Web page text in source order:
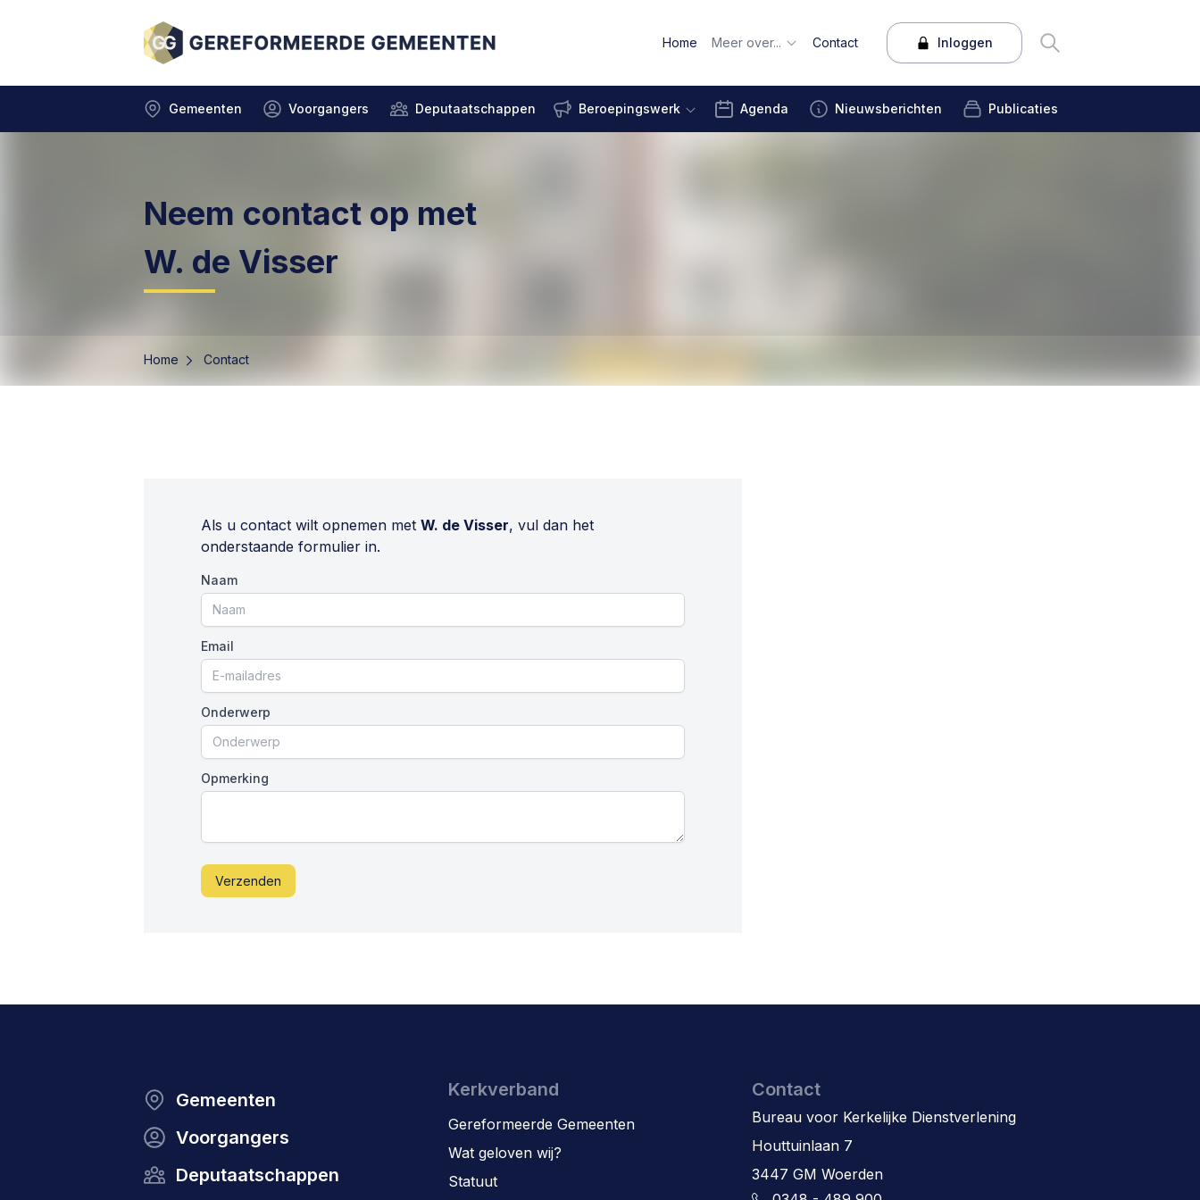
Home Meer over... Contact Inloggen
Gemeenten Voorgangers Deputaatschappen Beroepingswerk Agenda Nieuwsberichten Publicaties
Neem contact op met
W. de Visser
Home Contact
Als u contact wilt opnemen metW. de Visser, vul dan het
onderstaande formulier in.
Naam
Email
Onderwerp
Opmerking
Verzenden
Gemeenten
Voorgangers
Deputaatschappen
Kerkverband
Gereformeerde Gemeenten
Wat geloven wij?
Statuut
Contact
Bureau voor Kerkelijke Dienstverlening
Houttuinlaan 7
3447 GM Woerden